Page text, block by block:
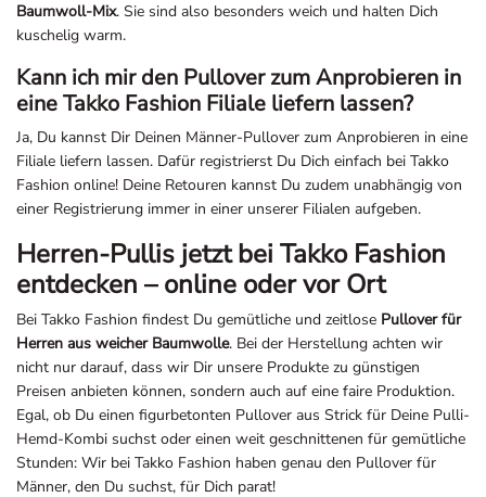
Baumwoll-Mix. Sie sind also besonders weich und halten Dich
kuschelig warm.
Kann ich mir den Pullover zum Anprobieren in
eine Takko Fashion Filiale liefern lassen?
Ja, Du kannst Dir Deinen Männer-Pullover zum Anprobieren in eine
Filiale liefern lassen. Dafür registrierst Du Dich einfach bei Takko
Fashion online! Deine Retouren kannst Du zudem unabhängig von
einer Registrierung immer in einer unserer Filialen aufgeben.
Herren-Pullis jetzt bei Takko Fashion
entdecken – online oder vor Ort
Bei Takko Fashion findest Du gemütliche und zeitlose Pullover für
Herren aus weicher Baumwolle. Bei der Herstellung achten wir
nicht nur darauf, dass wir Dir unsere Produkte zu günstigen
Preisen anbieten können, sondern auch auf eine faire Produktion.
Egal, ob Du einen figurbetonten Pullover aus Strick für Deine Pulli-
Hemd-Kombi suchst oder einen weit geschnittenen für gemütliche
Stunden: Wir bei Takko Fashion haben genau den Pullover für
Männer, den Du suchst, für Dich parat!